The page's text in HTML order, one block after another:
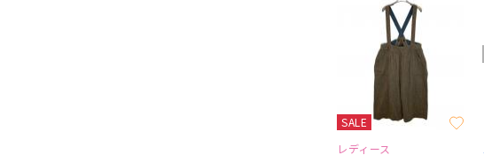
SALE
レディース